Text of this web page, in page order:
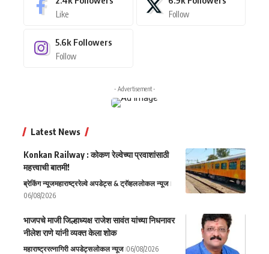
Like Follow
5.6k Followers
Follow
- Advertisement -
Latest News
Konkan Railway : कोकण रेल्वेच्या प्रवाशांसाठी
महत्त्वाची बातमी!
ब्रेकिंग न्यूजमहाराष्ट्ररेल्वे अपडेट्स & ट्रॅव्हललोकल न्यूज
06/08/2026
भाजपचे माजी जिल्हाध्यक्ष राजेश सावंत यांच्या निधनावर
नीलेश राणे यांनी व्यक्त केला शोक
महाराष्ट्ररत्नागिरी अपडेट्सलोकल न्यूज 06/08/2026